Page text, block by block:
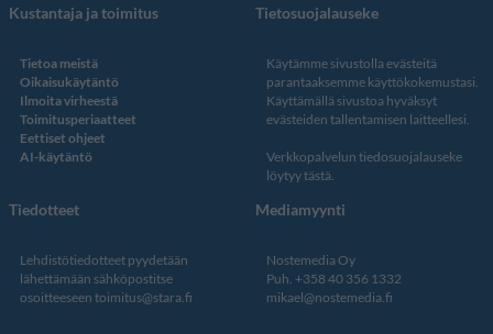
Kustantaja ja toimitus
Tietoa meistä
Oikaisukäytäntö
Ilmoita virheestä
Toimitusperiaatteet
Eettiset ohjeet
AI-käytäntö
Tietosuojalauseke
Käytämme sivustolla evästeitä
parantaaksemme käyttökokemustasi.
Käyttämällä sivustoa hyväksyt
evästeiden tallentamisen laitteellesi.
Verkkopalvelun tiedosuojalauseke
löytyy tästä.
Tiedotteet
Lehdistötiedotteet pyydetään
lähettämään sähköpostitse
osoitteeseen toimitus@stara.fi
Mediamyynti
Nostemedia Oy
Puh. +358 40 356 1332
mikael@nostemedia.fi